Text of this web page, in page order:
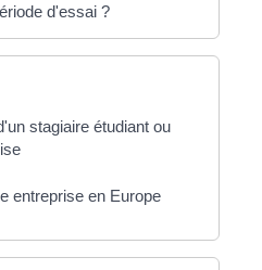
d'essai ?
stagiaire étudiant ou
entreprise en Europe